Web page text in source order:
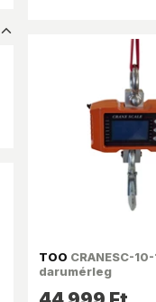
TOO CRANESC-
darumérleg
dropup_16